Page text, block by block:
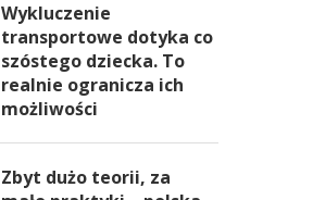
Wykluczenie
transportowe dotyka co
szóstego dziecka. To
realnie ogranicza ich
możliwości
Zbyt dużo teorii, za